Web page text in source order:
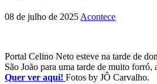
08 de julho de 2025 Acontece
Portal Celino Neto esteve na tarde de
São João para uma tarde de muito forró,
Quer ver aqui! Fotos by JÔ Carvalho.